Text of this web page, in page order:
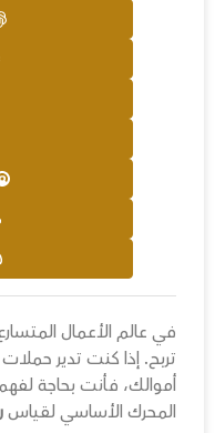
في عالم الأعمال
تربح. إذا كنت تدير
أموالك، فأنت بحاجة
المحرك الأساسي لقياس